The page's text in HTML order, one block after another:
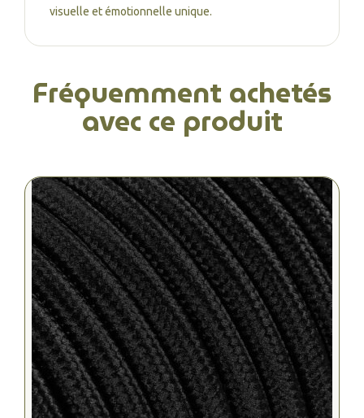
visuelle et émotionnelle unique.
Fréquemment achetés
avec ce produit